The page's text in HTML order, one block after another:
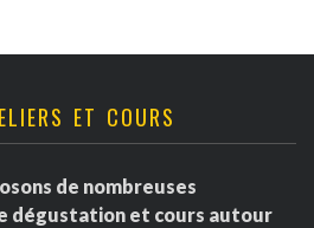
ET COURS
de nombreuses
dégustation et cours autour